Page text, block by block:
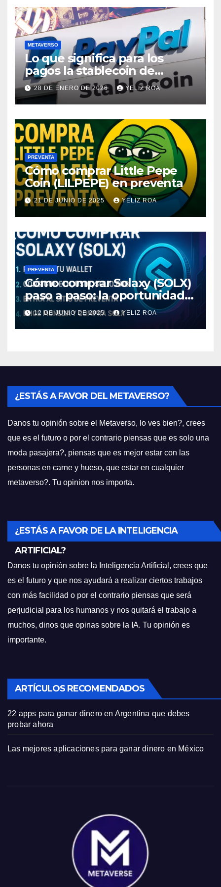
METAVERSO
Lo que significa para los
pagos la stablecoin de
PayPal
28 DE ENERO DE 2026 YELIZ ROA
PREVENTA
Cómo comprar Little Pepe
Coin (LILPEPE) en preventa
21 DE JUNIO DE 2025 YELIZ ROA
PREVENTA
Cómo comprar Solaxy (SOLX)
paso a paso: la oportunidad
cripto del momento
12 DE JUNIO DE 2025 YELIZ ROA
¿ESTÁS A FAVOR DEL METAVERSO?
Danos tu opinión sobre el Metaverso, lo ves bien?, crees
que es el futuro o por el contrario piensas que es solo una
moda pasajera?, piensas que es mejor estar con las
personas en carne y hueso, que estar en cualquier
metaverso?. Tu opinion nos importa.
¿ESTÁS A FAVOR DE LA INTELIGENCIA
ARTIFICIAL?
Danos tu opinión sobre la Inteligencia Artificial, crees que
es el futuro y que nos ayudará a realizar ciertos trabajos
con más facilidad o por el contrario piensas que será
perjudicial para los humanos y nos quitará el trabajo a
muchos, dinos que opinas sobre la IA. Tu opinión es
importante.
ARTÍCULOS RECOMENDADOS
22 apps para ganar dinero en Argentina que debes
probar ahora
Las mejores aplicaciones para ganar dinero en México